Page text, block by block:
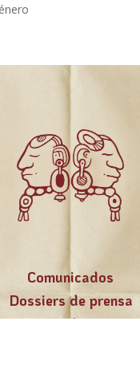
Comunicados
Dossiers de prensa
Revista el Varejón